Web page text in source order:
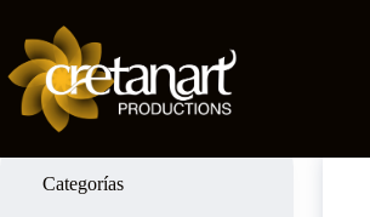
contenido
Categorías